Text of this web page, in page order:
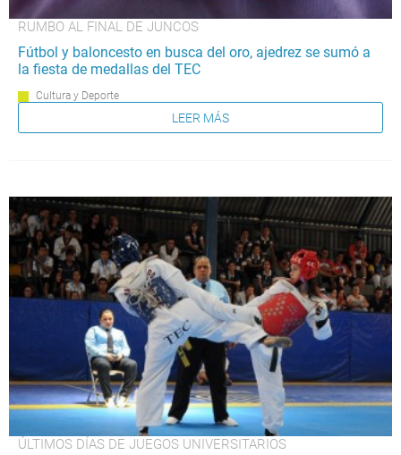
RUMBO AL FINAL DE JUNCOS
Fútbol y baloncesto en busca del oro, ajedrez se sumó a
la fiesta de medallas del TEC
Cultura y Deporte
LEER MÁS
ÚLTIMOS DÍAS DE JUEGOS UNIVERSITARIOS